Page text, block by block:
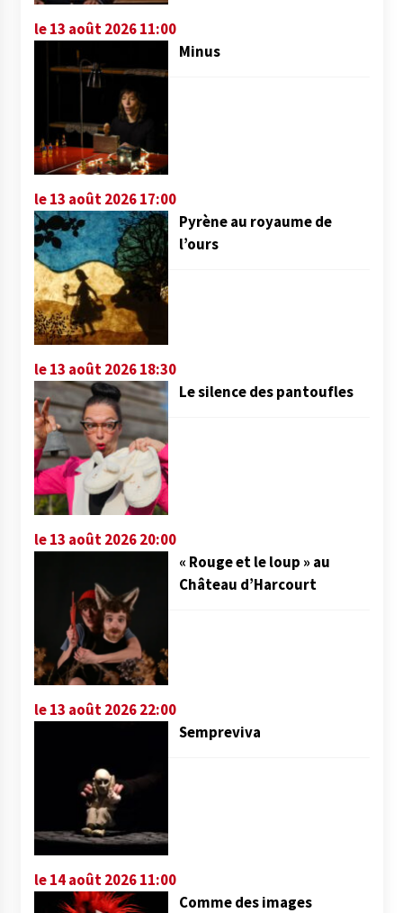
le 13 août 2026 11:00
Minus
le 13 août 2026 17:00
Pyrène au royaume de
l’ours
le 13 août 2026 18:30
Le silence des pantoufles
le 13 août 2026 20:00
« Rouge et le loup » au
Château d’Harcourt
le 13 août 2026 22:00
Sempreviva
le 14 août 2026 11:00
Comme des images